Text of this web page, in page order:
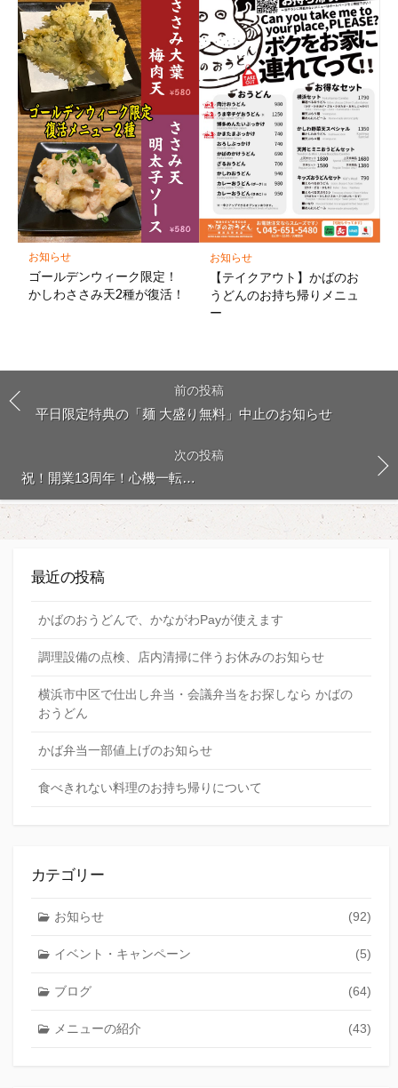
お知らせ
ゴールデンウィーク限定！
かしわささみ天2種が復活！
お知らせ
【テイクアウト】かばのお
うどんのお持ち帰りメニュ
ー
前の投稿
平日限定特典の「麺 大盛り無料」中止のお知らせ
次の投稿
祝！開業13周年！心機一転…
最近の投稿
かばのおうどんで、かながわPayが使えます
調理設備の点検、店内清掃に伴うお休みのお知らせ
横浜市中区で仕出し弁当・会議弁当をお探しなら かばの
おうどん
かば弁当一部値上げのお知らせ
食べきれない料理のお持ち帰りについて
カテゴリー
お知らせ (92)
イベント・キャンペーン (5)
ブログ (64)
メニューの紹介 (43)